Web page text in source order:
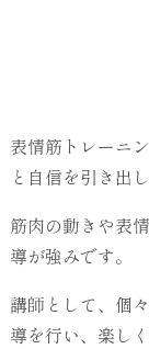
表情筋トレーニ
と自信を引き出
筋肉の動きや表
導が強みです。
講師として、個
導を行い、楽し